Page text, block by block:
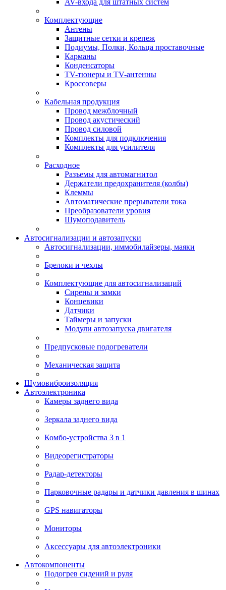
AV-входа для штатных систем
Комплектующие
Антены
Защитные сетки и крепеж
Подиумы, Полки, Кольца проставочные
Карманы
Конденсаторы
TV-тюнеры и TV-антенны
Кроссоверы
Кабельная продукция
Провод межблочный
Провод акустический
Провод силовой
Комплекты для подключения
Комплекты для усилителя
Расходное
Разъемы для автомагнитол
Держатели предохранителя (колбы)
Клеммы
Автоматические прерыватели тока
Преобразователи уровня
Шумоподавитель
Автосигнализации и автозапуски
Автосигнализации, иммобилайзеры, маяки
Брелоки и чехлы
Комплектующие для автосигнализаций
Сирены и замки
Концевики
Датчики
Таймеры и запуски
Модули автозапуска двигателя
Предпусковые подогреватели
Механическая защита
Шумовиброизоляция
Автоэлектроника
Камеры заднего вида
Зеркала заднего вида
Комбо-устройства 3 в 1
Видеорегистраторы
Радар-детекторы
Парковочные радары и датчики давления в шинах
GPS навигаторы
Мониторы
Аксессуары для автоэлектроники
Автокомпоненты
Подогрев сидений и руля